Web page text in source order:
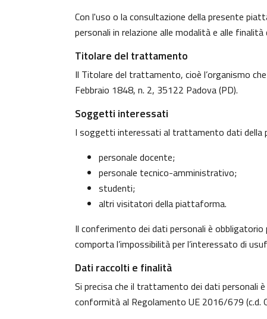
Con l'uso o la consultazione della presente
personali in relazione alle modalità e alle
Titolare del trattamento
Il Titolare del trattamento, cioè l’organismo
Febbraio 1848, n. 2, 35122 Padova (PD).
Soggetti interessati
I soggetti interessati al trattamento dati della
personale docente;
personale tecnico-amministrativo;
studenti;
altri visitatori della piattaforma.
Il conferimento dei dati personali è
comporta l’impossibilità per l’interessato di
Dati raccolti e finalità
Si precisa che il trattamento dei dati personali
conformità al Regolamento UE 2016/679 (c.d.